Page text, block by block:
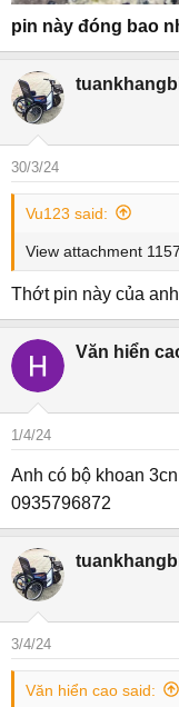
pin này đóng bao
30/3/24
Vu123 said:
View attachment
Thớt pin này của
Văn hiển
1/4/24
Anh có bộ khoan
0935796872
3/4/24
Văn hiển cao said: